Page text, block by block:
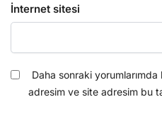
İnternet sitesi
Daha sonraki yorumlarımda
adresim ve site adresim bu